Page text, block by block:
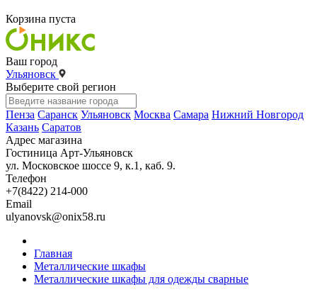
Корзина пуста
Ваш город
Ульяновск
Выберите свой регион
Пенза Саранск Ульяновск Москва Самара Нижний Новгород
Казань Саратов
Адрес магазина
Гостиница Арт-Ульяновск
ул. Московское шоссе 9, к.1, каб. 9.
Телефон
+7(8422) 214-000
Email
ulyanovsk@onix58.ru
Главная
Металлические шкафы
Металлические шкафы для одежды сварные